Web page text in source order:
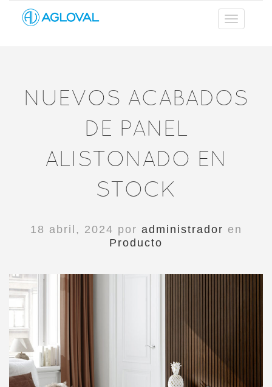
NUEVOS ACABADOS
DE PANEL
ALISTONADO EN
STOCK
18 abril, 2024 por administrador en
Producto